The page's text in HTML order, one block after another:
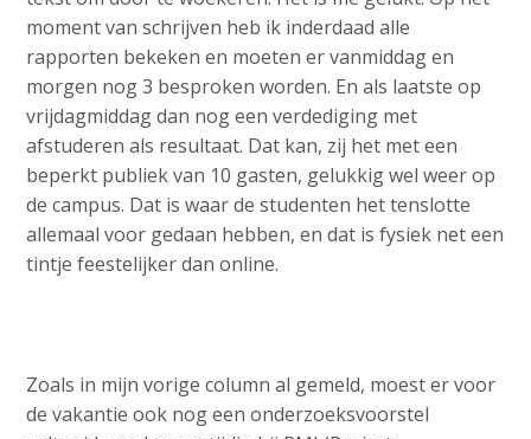
i
n
c
o
n
t
e
n
t
moment van schrijven heb ik inderdaad alle
rapporten bekeken en moeten er vanmiddag en
morgen nog 3 besproken worden. En als laatste op
vrijdagmiddag dan nog een verdediging met
afstuderen als resultaat. Dat kan, zij het met een
beperkt publiek van 10 gasten, gelukkig wel weer op
de campus. Dat is waar de studenten het tenslotte
allemaal voor gedaan hebben, en dat is fysiek net een
tintje feestelijker dan online.
Zoals in mijn vorige column al gemeld, moest er voor
de vakantie ook nog een onderzoeksvoorstel